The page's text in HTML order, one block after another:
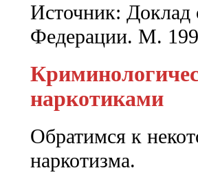
Источник: Доклад
Федерации. М.
наркотиками
Обратимся к
наркотизма.